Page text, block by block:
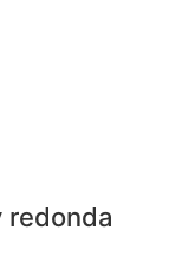
redonda